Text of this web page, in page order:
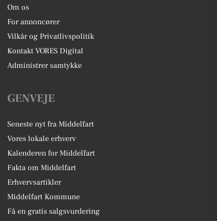
Om os
For annoncører
Vilkår og Privatlivspolitik
Kontakt VORES Digital
Administrer samtykke
GENVEJE
Seneste nyt fra Middelfart
Vores lokale erhverv
Kalenderen for Middelfart
Fakta om Middelfart
Erhvervsartikler
Middelfart Kommune
Få en gratis salgsvurdering